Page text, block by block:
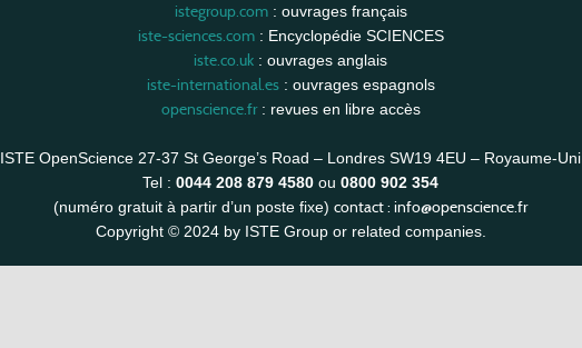
istegroup.com: ouvrages français
iste-sciences.com: Encyclopédie SCIENCES
iste.co.uk : ouvrages anglais
iste-international.es: ouvrages espagnols
openscience.fr: revues en libre accès
ISTE OpenScience 27-37 St George’s Road – Londres SW19 4EU – Royaume-Uni
Tel : 0044 208 879 4580 ou 0800 902 354
(numéro gratuit à partir d’un poste fixe) contact : info@openscience.fr
Copyright © 2024 by ISTE Group or related companies.